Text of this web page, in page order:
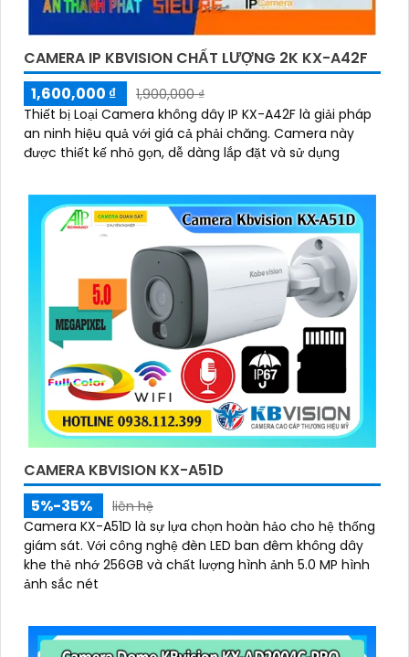
CAMERA IP KBVISION CHẤT LƯỢNG 2K KX-A42F
1,600,000 ₫
1,900,000 ₫
Thiết bị Loại Camera không dây IP KX-A42F là giải pháp
an ninh hiệu quả với giá cả phải chăng. Camera này
được thiết kế nhỏ gọn, dễ dàng lắp đặt và sử dụng
CAMERA KBVISION KX-A51D
5%-35%
liên hệ
Camera KX-A51D là sự lựa chọn hoàn hảo cho hệ thống
giám sát. Với công nghệ đèn LED ban đêm không dây
khe thẻ nhớ 256GB và chất lượng hình ảnh 5.0 MP hình
ảnh sắc nét